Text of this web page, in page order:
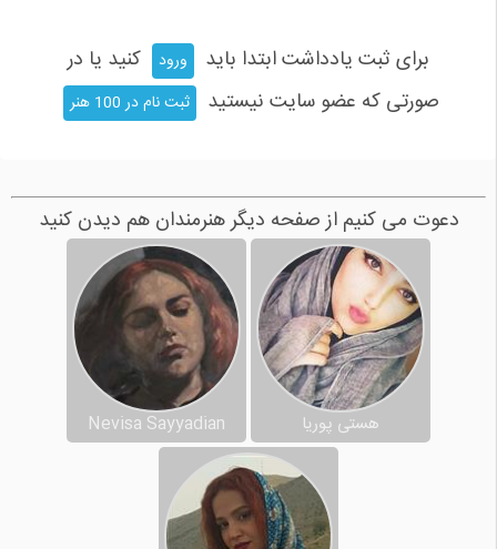
برای ثبت یادداشت ابتدا باید ورود
کنید یا در
صورتی که عضو سایت نیستید
ثبت نام در 100 هنر
دعوت می کنیم از صفحه دیگر هنرمندان هم دیدن کنید
هستی پوریا Nevisa Sayyadian